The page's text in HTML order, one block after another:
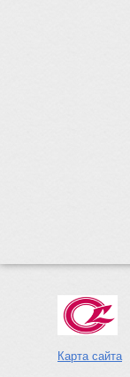
Карта сайта